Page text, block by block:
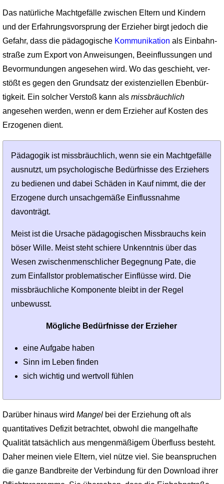
Das natürliche Machtgefälle zwischen Eltern und Kindern
und der Erfahrungsvorsprung der Erzieher birgt jedoch die
Gefahr, dass die pädagogische Kommunikation als Einbahn­
straße zum Export von Anweisungen, Beeinflussungen und
Bevormundungen angesehen wird. Wo das geschieht, ver­
stößt es gegen den Grundsatz der existenziellen Ebenbür­
tigkeit. Ein solcher Verstoß kann als missbräuchlich
angesehen werden, wenn er dem Erzieher auf Kosten des
Erzogenen dient.
Pädagogik ist missbräuchlich, wenn sie ein Macht­gefälle
ausnutzt, um psychologische Bedürfnisse des Erziehers
zu bedienen und dabei Schäden in Kauf nimmt, die der
Erzogene durch unsachgemäße Einflussnahme
davonträgt.
Meist ist die Ursache pädagogischen Missbrauchs kein
böser Wille. Meist steht schiere Unkenntnis über das
Wesen zwischenmenschlicher Begegnung Pate, die
zum Einfallstor problematischer Einflüsse wird. Die
missbräuchliche Komponente bleibt in der Regel
unbewusst.
Mögliche Bedürfnisse der Erzieher
eine Aufgabe haben
Sinn im Leben finden
sich wichtig und wertvoll fühlen
Darüber hinaus wird Mangelbei der Erziehung oft als
quantitatives Defizit betrachtet, obwohl die mangelhafte
Qualität tatsächlich aus mengenmäßigem Überfluss besteht.
Daher meinen viele Eltern, viel nütze viel. Sie beanspruchen
die ganze Bandbreite der Verbindung für den Download ihrer